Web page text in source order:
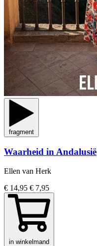
fragment
Waarheid in Andalusië
Ellen van Herk
€ 14,95 € 7,95
in winkelmand